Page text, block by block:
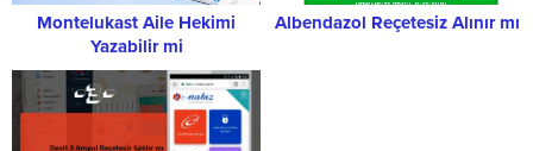
Montelukast Aile Hekimi
Yazabilir mi
Albendazol Reçetesiz Alınır mı